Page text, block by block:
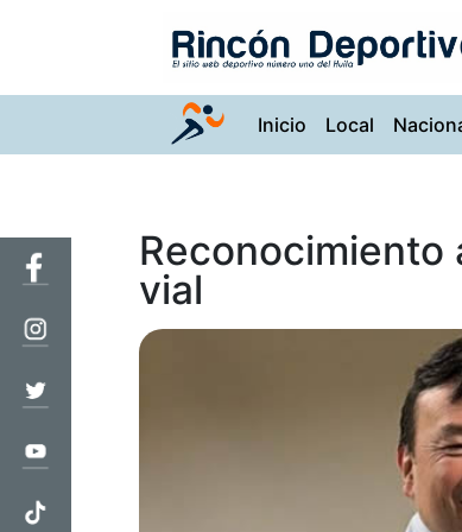
Inicio (current)
Local
Reconocimiento
vial